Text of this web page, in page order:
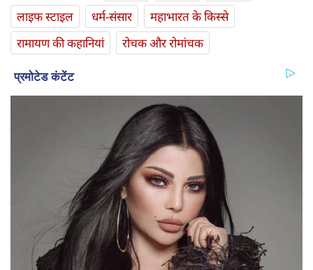
लाइफ स्‍टाइल
धर्म-संसार
महाभारत के किस्से
रामायण की कहानियां
रोचक और रोमांचक